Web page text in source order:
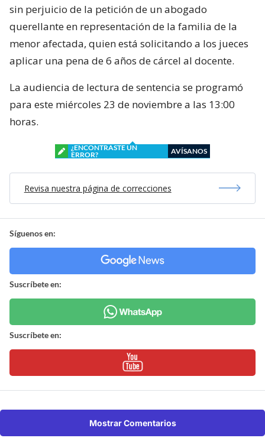
sin perjuicio de la petición de un abogado
querellante en representación de la familia de la
menor afectada, quien está solicitando a los jueces
aplicar una pena de 6 años de cárcel al docente.
La audiencia de lectura de sentencia se programó
para este miércoles 23 de noviembre a las 13:00
horas.
¿ENCONTRASTE UN
ERROR?
AVÍSANOS
Revisa nuestra página de correcciones
Síguenos en:
Suscríbete en:
Suscríbete en:
Mostrar Comentarios